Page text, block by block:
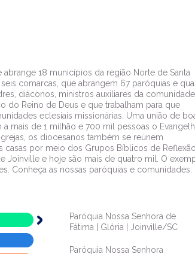
18 municípios da região Norte de Santa
comarcas, que abrangem 67 paróquias e
diáconos, ministros auxiliares da comunidade,
do Reino de Deus e que trabalham para que
eclesiais missionárias. Uma união de
mais de 1 milhão e 700 mil pessoas o
os diocesanos também se reúnem
casas por meio dos Grupos Bíblicos de Reflexão,
Joinville e hoje são mais de quatro mil. O
Conheça as nossas paróquias e comunidades:
Paróquia Nossa Senhora de
Fátima | Glória | Joinville/SC
Paróquia Nossa Senhora